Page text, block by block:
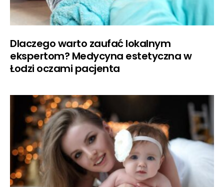
Dlaczego warto zaufać lokalnym
ekspertom? Medycyna estetyczna w
Łodzi oczami pacjenta